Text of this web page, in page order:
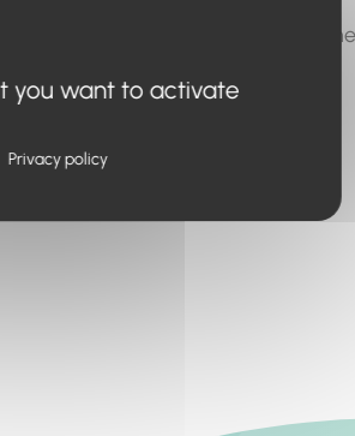
menu pour trouver le contenu
you want to activate
Privacy policy